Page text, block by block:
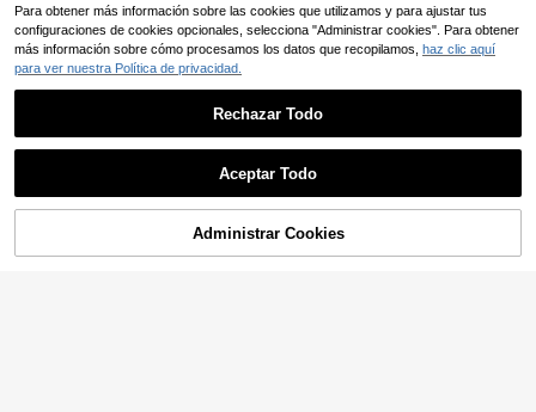
AÑADIR A LA BOLSA
Para obtener más información sobre las cookies que utilizamos y para ajustar tus
configuraciones de cookies opcionales, selecciona "Administrar cookies". Para obtener
más información sobre cómo procesamos los datos que recopilamos, haz clic aquí
para ver nuestra Política de privacidad.
Rechazar Todo
Aceptar Todo
Administrar Cookies